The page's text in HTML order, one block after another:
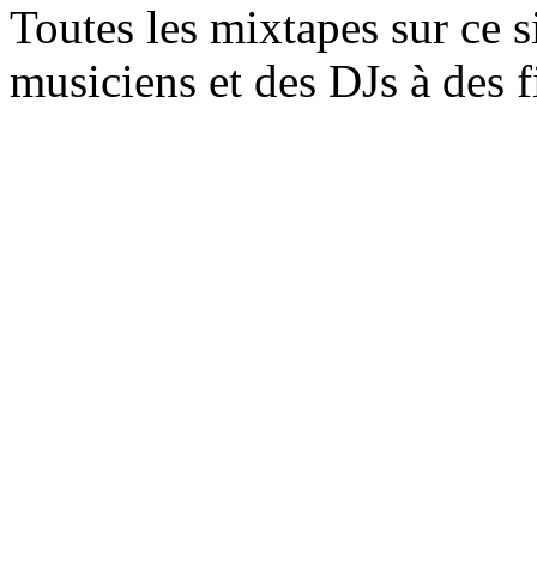
Toutes les mixtapes sur ce
musiciens et des DJs à